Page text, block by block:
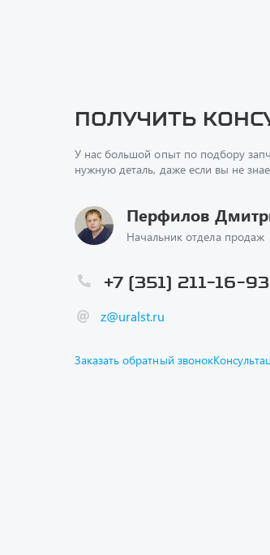
Получить
У нас большой опыт по подбору
нужную деталь, даже если вы не
Перфилов
Начальник отдела продаж
z@uralst.ru
+7 (351) 211-16-93
Заказать обратный звонок